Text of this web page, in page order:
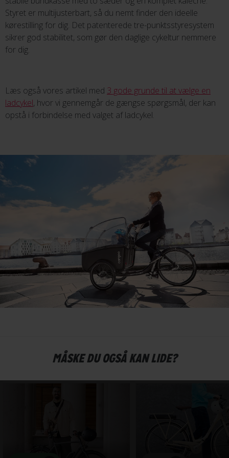
Styret er multijusterbart, så du nemt finder den ideelle
kørestilling for dig. Det patenterede tre-punktsstyresystem
sikrer god stabilitet, som gør den daglige cykeltur nemmere
for dig.
Læs også vores artikel med 3 gode grunde til at vælge en
ladcykel, hvor vi gennemgår de gængse spørgsmål, der kan
opstå i forbindelse med valget af ladcykel.
MÅSKE DU OGSÅ KAN LIDE?